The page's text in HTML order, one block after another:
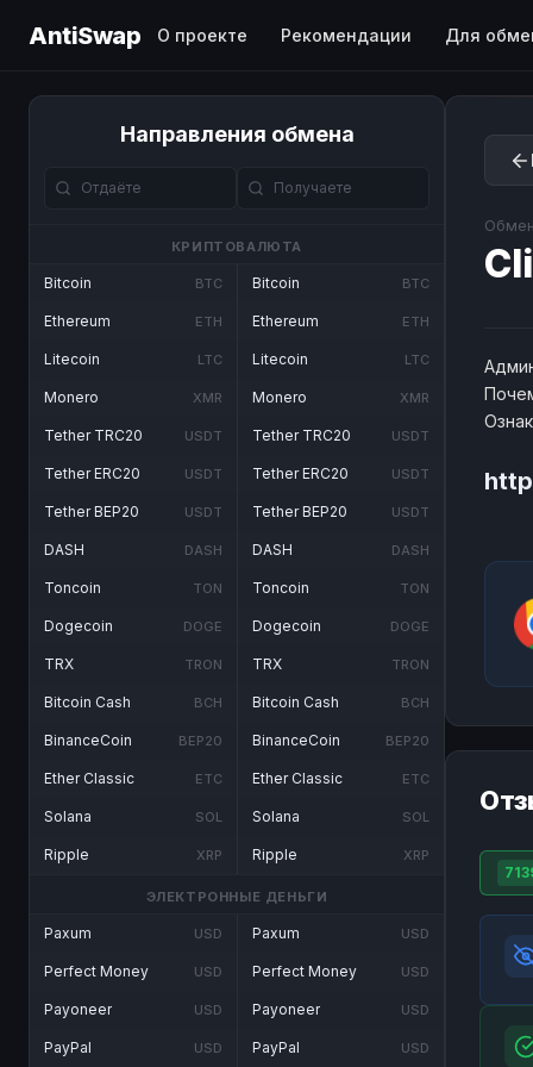
AntiSwap О проекте Рекомендации Для
Направления обмена
КРИПТОВАЛЮТА
Bitcoin BTC
Ethereum ETH
Litecoin LTC
Monero XMR
Tether TRC20 USDT
Tether ERC20 USDT
Tether BEP20 USDT
DASH DASH
Toncoin TON
Dogecoin DOGE
TRX TRON
Bitcoin Cash BCH
BinanceCoin BEP20
Ether Classic ETC
Solana SOL
Ripple XRP
Bitcoin BTC
Ethereum ETH
Litecoin LTC
Monero XMR
Tether TRC20 USDT
Tether ERC20 USDT
Tether BEP20 USDT
DASH DASH
Toncoin TON
Dogecoin DOGE
TRX TRON
Bitcoin Cash BCH
BinanceCoin BEP20
Ether Classic ETC
Solana SOL
Ripple XRP
ЭЛЕКТРОННЫЕ ДЕНЬГИ
Paxum USD
Perfect Money USD
Payoneer USD
PayPal USD
Paxum USD
Perfect Money USD
Payoneer USD
PayPal USD